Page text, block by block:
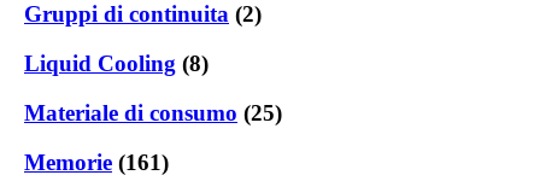
Gruppi di continuita (2)
Liquid Cooling (8)
Materiale di consumo (25)
Memorie (161)